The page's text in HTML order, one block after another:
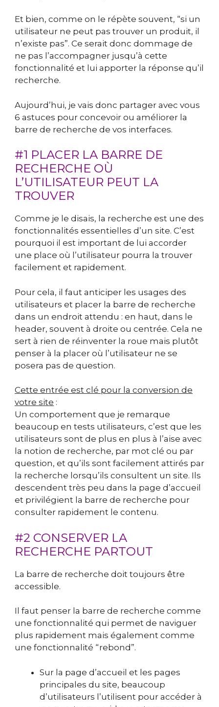
Et bien, comme on le répète souvent, “si un
utilisateur ne peut pas trouver un produit, il
n’existe pas”. Ce serait donc dommage de
ne pas l’accompagner jusqu’à cette
fonctionnalité et lui apporter la réponse qu’il
recherche.
Aujourd’hui, je vais donc partager avec vous
6 astuces pour concevoir ou améliorer la
barre de recherche de vos interfaces.
#1 PLACER LA BARRE DE
RECHERCHE OÙ
L’UTILISATEUR PEUT LA
TROUVER
Comme je le disais, la recherche est une des
fonctionnalités essentielles d’un site. C’est
pourquoi il est important de lui accorder
une place où l’utilisateur pourra la trouver
facilement et rapidement.
Pour cela, il faut anticiper les usages des
utilisateurs et placer la barre de recherche
dans un endroit attendu : en haut, dans le
header, souvent à droite ou centrée. Cela ne
sert à rien de réinventer la roue mais plutôt
penser à la placer où l’utilisateur ne se
posera pas de question.
Cette entrée est clé pour la conversion de
votre site :
Un comportement que je remarque
beaucoup en tests utilisateurs, c’est que les
utilisateurs sont de plus en plus à l’aise avec
la notion de recherche, par mot clé ou par
question, et qu’ils sont facilement attirés par
la recherche lorsqu’ils consultent un site. Ils
descendent très peu dans la page d’accueil
et privilégient la barre de recherche pour
consulter rapidement le contenu.
#2 CONSERVER LA
RECHERCHE PARTOUT
La barre de recherche doit toujours être
accessible.
Il faut penser la barre de recherche comme
une fonctionnalité qui permet de naviguer
plus rapidement mais également comme
une fonctionnalité “rebond”.
Sur la page d’accueil et les pages
principales du site, beaucoup
d’utilisateurs l’utilisent pour accéder à